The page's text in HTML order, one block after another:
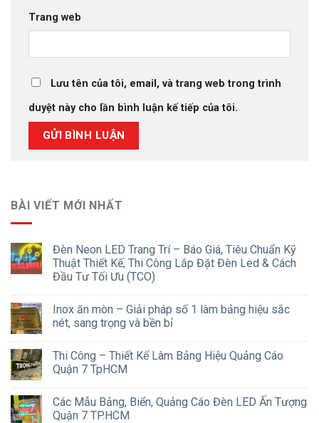
Trang web
Lưu tên của tôi, email, và trang web trong trình
duyệt này cho lần bình luận kế tiếp của tôi.
BÀI VIẾT MỚI NHẤT
Đèn Neon LED Trang Trí – Báo Giá, Tiêu Chuẩn Kỹ
Thuật Thiết Kế, Thi Công Lắp Đặt Đèn Led & Cách
Đầu Tư Tối Ưu (TCO)
Inox ăn mòn – Giải pháp số 1 làm bảng hiệu sắc
nét, sang trọng và bền bỉ
Thi Công – Thiết Kế Làm Bảng Hiệu Quảng Cáo
Quận 7 TpHCM
Các Mẫu Bảng, Biển, Quảng Cáo Đèn LED Ấn Tượng
Quận 7 TP.HCM